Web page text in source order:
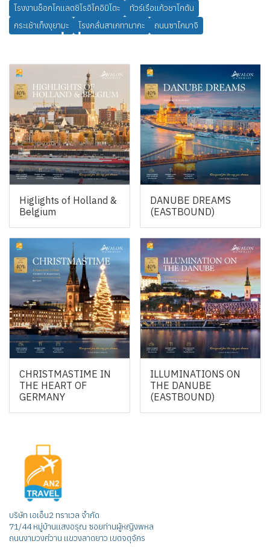
โรงงานช็อกโกแลตชิโรอิโคอิบิโตะ
ทัวร์เรือแก้วชาโกตัน
กระเช้าเท็งงุยามะ
โรงกลั่นสาเกทานากะ ถนนซาไกมาจิ
Higlights of Holland &
Belgium
DANUBE DREAMS
(EASTBOUND)
CHRISTMASTIME IN
THE HEART OF
GERMANY
ILLUMINATIONS ON
THE DANUBE
(EASTBOUND)
บริษัท เอเอ็น2 ทราเวล จำกัด
71/44 หมู่บ้านแสงอรุณ ซอยท่านผู้หญิงพหล
ถนนงามวงศ์วาน แขวงลาดยาว เขตจตุจักร